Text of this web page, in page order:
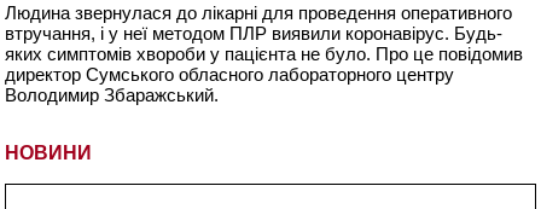
НОВИНИ
Людина звернулася до лікарні для проведення оперативного
втручання, і у неї методом ПЛР виявили коронавірус. Будь-
яких симптомів хвороби у пацієнта не було. Про це повідомив
директор Сумського обласного лабораторного центру
Володимир Збаражський.